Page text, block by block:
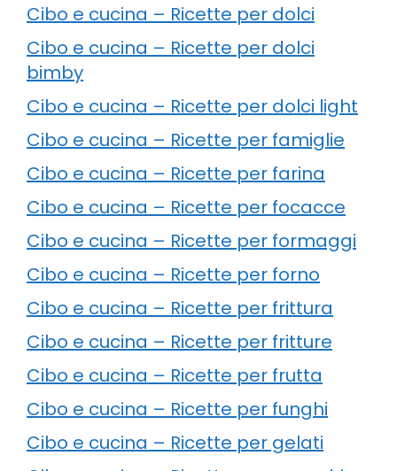
Cibo e cucina – Ricette per dolci
Cibo e cucina – Ricette per dolci
bimby
Cibo e cucina – Ricette per dolci light
Cibo e cucina – Ricette per famiglie
Cibo e cucina – Ricette per farina
Cibo e cucina – Ricette per focacce
Cibo e cucina – Ricette per formaggi
Cibo e cucina – Ricette per forno
Cibo e cucina – Ricette per frittura
Cibo e cucina – Ricette per fritture
Cibo e cucina – Ricette per frutta
Cibo e cucina – Ricette per funghi
Cibo e cucina – Ricette per gelati